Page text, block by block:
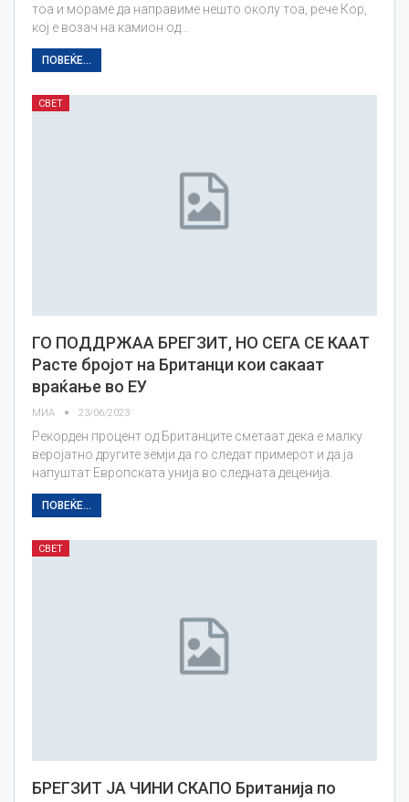
тоа и мораме да направиме нешто околу тоа, рече Кор,
кој е возач на камион од…
ПОВЕЌЕ...
СВЕТ
ГО ПОДДРЖАА БРЕГЗИТ, НО СЕГА СЕ КААТ
Расте бројот на Британци кои сакаат
враќање во ЕУ
МИА 23/06/2023
Рекорден процент од Британците сметаат дека е малку
веројатно другите земји да го следат примерот и да ја
напуштат Европската унија во следната деценија.
ПОВЕЌЕ...
СВЕТ
БРЕГЗИТ ЈА ЧИНИ СКАПО Британија по